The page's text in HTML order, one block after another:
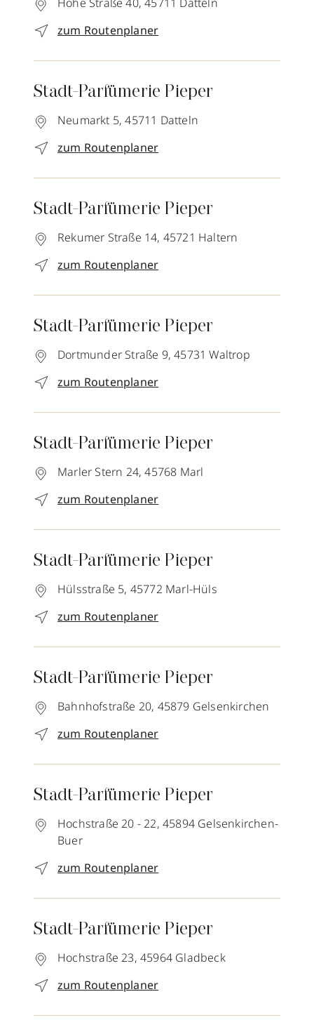
Hohe Straße 40, 45711 Datteln
zum Routenplaner
Stadt-Parfümerie Pieper
Neumarkt 5, 45711 Datteln
zum Routenplaner
Stadt-Parfümerie Pieper
Rekumer Straße 14, 45721 Haltern
zum Routenplaner
Stadt-Parfümerie Pieper
Dortmunder Straße 9, 45731 Waltrop
zum Routenplaner
Stadt-Parfümerie Pieper
Marler Stern 24, 45768 Marl
zum Routenplaner
Stadt-Parfümerie Pieper
Hülsstraße 5, 45772 Marl-Hüls
zum Routenplaner
Stadt-Parfümerie Pieper
Bahnhofstraße 20, 45879 Gelsenkirchen
zum Routenplaner
Stadt-Parfümerie Pieper
Hochstraße 20 - 22, 45894 Gelsenkirchen-
Buer
zum Routenplaner
Stadt-Parfümerie Pieper
Hochstraße 23, 45964 Gladbeck
zum Routenplaner